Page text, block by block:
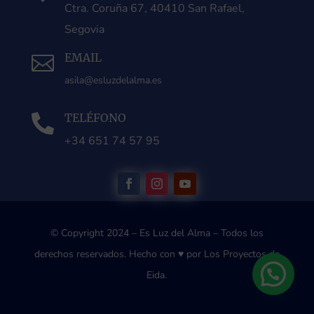
Ctra. Coruña 67, 40410 San Rafael,
Segovia
 EMAIL
asila@esluzdelalma.es
 TELÉFONO
+34 651 74 57 95
© Copyright 2024 – Es Luz del Alma – Todos los
derechos reservados. Hecho con ♥ por Los Proyectos de
Eida.